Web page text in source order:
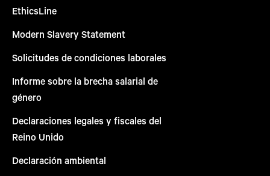
EthicsLine
Modern Slavery Statement
Solicitudes de condiciones laborales
Informe sobre la brecha salarial de
género
Declaraciones legales y fiscales del
Reino Unido
Declaración ambiental